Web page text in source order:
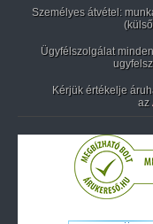
Személyes átvétel:
Ügyfélszolgálat
Kérjük értékelje
az